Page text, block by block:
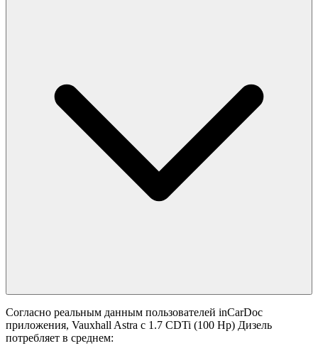
Согласно реальным данным пользователей inCarDoc
приложения, Vauxhall Astra с 1.7 CDTi (100 Hp) Дизель
потребляет в среднем: